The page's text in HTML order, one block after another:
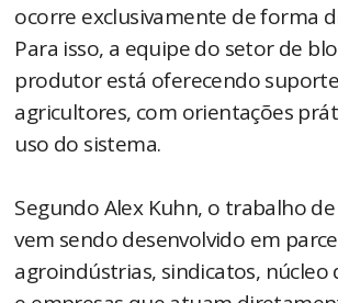
ocorre exclusivamente de forma
Para isso, a equipe do setor de
produtor está oferecendo
agricultores, com orientações
uso do sistema.
Segundo Alex Kuhn, o trabalho
vem sendo desenvolvido em
agroindústrias, sindicatos, núcleo